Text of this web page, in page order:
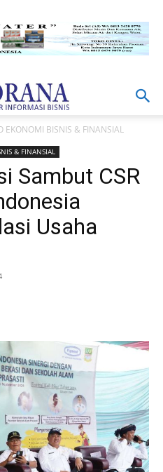
EKONOMI BISNIS & FINANSIAL
& FINANSIAL
Sambut CSR
Usaha